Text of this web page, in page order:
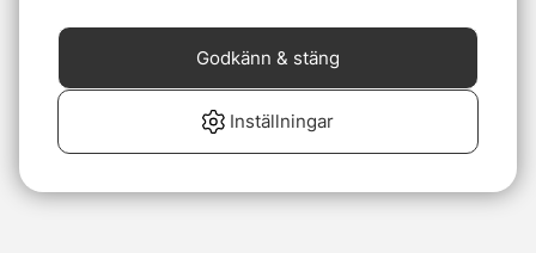
Inställningar
Godkänn & stäng